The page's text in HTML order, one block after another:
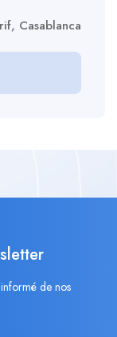
Casablanca
de nos